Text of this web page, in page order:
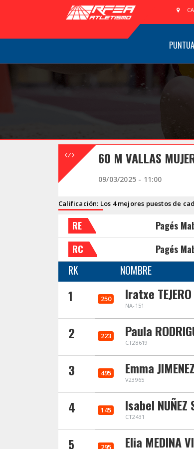
60 M VALLAS
09/03/2025 - 11:00
Calificación: Los 4 mejores puestos de
RE Pagés
RC Pagés
RK NOMBRE
1 250 Iratxe TEJERO
NA-151
2 223 Paula
CT28619
3 495 Emma
V23965
4 145 Isabel NUÑEZ
CT2431
5 295 Elia MEDINA